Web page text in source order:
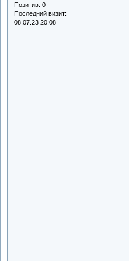
Позитив: 0
Последний визит:
08.07.23 20:08